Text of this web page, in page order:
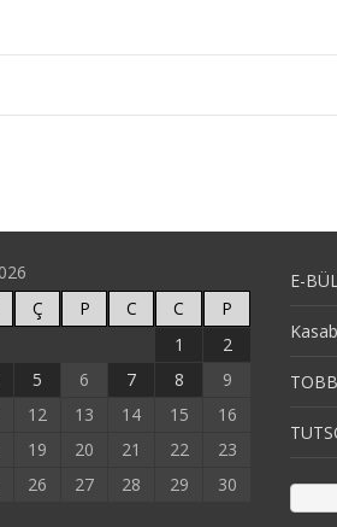
Ç P C C
P
1
2
5 6 7 8
9
12 13 14 15
16
19 20 21 22
23
26 27 28 29
30
E-